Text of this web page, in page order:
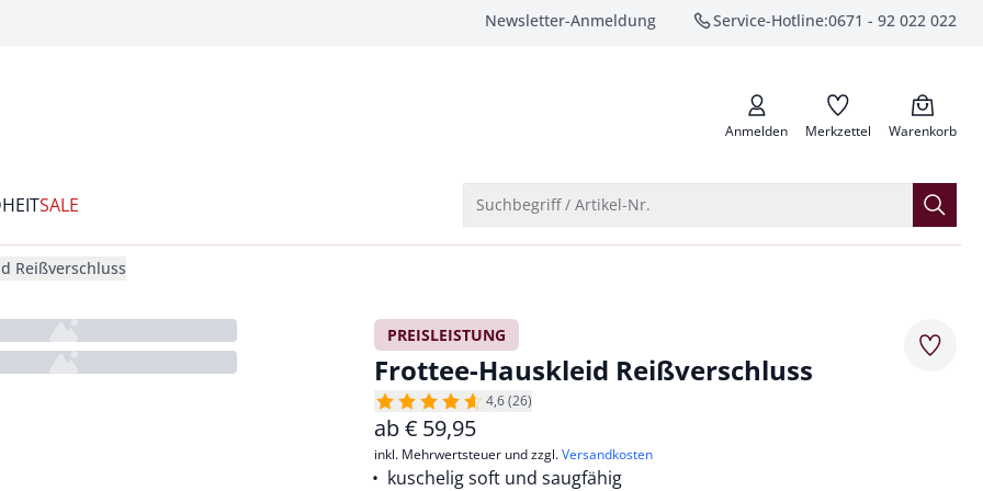
Newsletter-Anmeldung Service-Hotline:0671 - 92 022 022
anrufen
Anmelden Merkzettel Warenkorb
SALE Suchbegriff / Artikel-Nr.
Reißverschluss
PREISLEISTUNG
Frottee-Hauskleid Reißverschluss
4,6 (26)
ab€ 59,95
inkl. Mehrwertsteuer und zzgl.Versandkosten
kuschelig soft und saugfähig